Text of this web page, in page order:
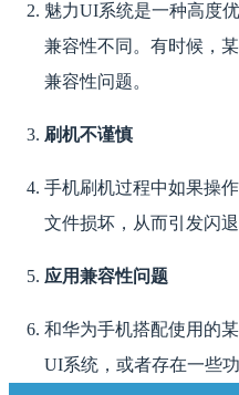
魅力UI系统是一种高度
兼容性不同。有时候，
兼容性问题。
刷机不谨慎
手机刷机过程中如果操
文件损坏，从而引发闪退
应用兼容性问题
和华为手机搭配使用的
UI系统，或者存在一些功